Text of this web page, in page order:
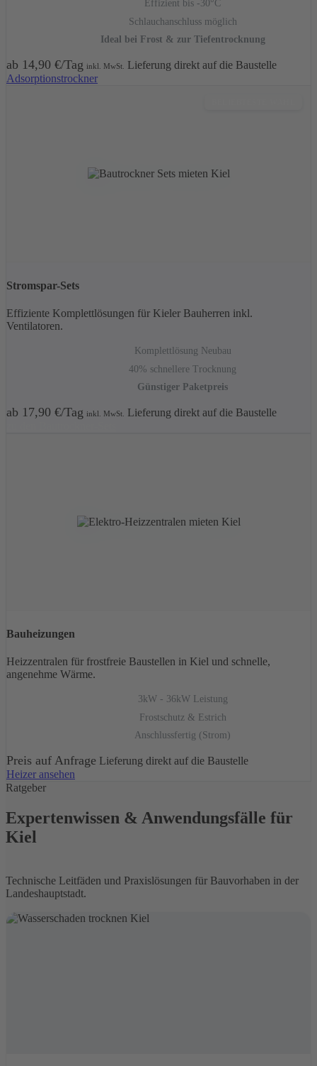
Effizient bis -30°C
Schlauchanschluss möglich
Ideal bei Frost & zur Tiefentrocknung
ab 14,90 €/Tag inkl. MwSt.
Lieferung direkt auf die Baustelle
Adsorptionstrockner
Stromspar-Sets
Effiziente Komplettlösungen für Kieler Bauherren inkl.
Ventilatoren.
Komplettlösung Neubau
40% schnellere Trocknung
Günstiger Paketpreis
ab 17,90 €/Tag inkl. MwSt.
Lieferung direkt auf die Baustelle
Bauheizungen
Heizzentralen für frostfreie Baustellen in Kiel und schnelle,
angenehme Wärme.
3kW - 36kW Leistung
Frostschutz & Estrich
Anschlussfertig (Strom)
Preis auf Anfrage Lieferung direkt auf die Baustelle
Heizer ansehen
Ratgeber
Expertenwissen & Anwendungsfälle für
Kiel
Technische Leitfäden und Praxislösungen für Bauvorhaben in der
Landeshauptstadt.